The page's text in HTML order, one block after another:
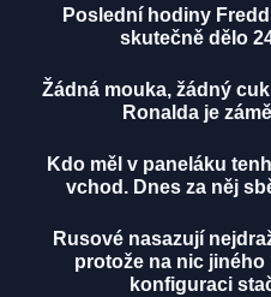
Poslední hodiny
skutečně dělo
Žádná mouka, žádný
Ronalda je
Kdo měl v paneláku
vchod. Dnes za něj
Rusové nasazují
protože na nic jiného
konfiguraci